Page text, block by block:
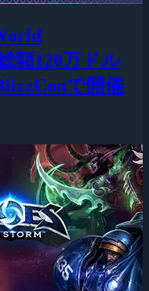
額120万ドル
で開催